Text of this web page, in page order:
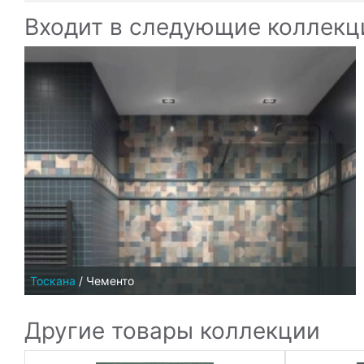
Входит в следующие
Тоскана / Чементо
Другие товары коллекции